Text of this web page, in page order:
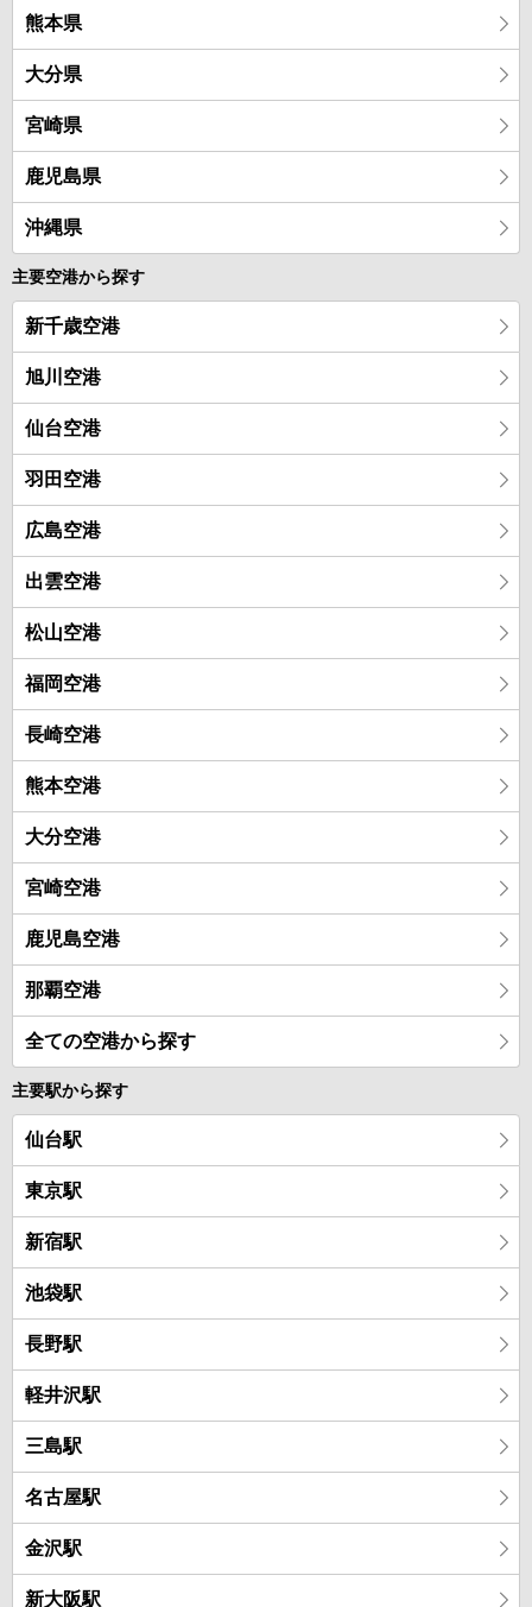
熊本県
大分県
宮崎県
鹿児島県
沖縄県
主要空港から探す
新千歳空港
旭川空港
仙台空港
羽田空港
広島空港
出雲空港
松山空港
福岡空港
長崎空港
熊本空港
大分空港
宮崎空港
鹿児島空港
那覇空港
全ての空港から探す
主要駅から探す
仙台駅
東京駅
新宿駅
池袋駅
長野駅
軽井沢駅
三島駅
名古屋駅
金沢駅
新大阪駅